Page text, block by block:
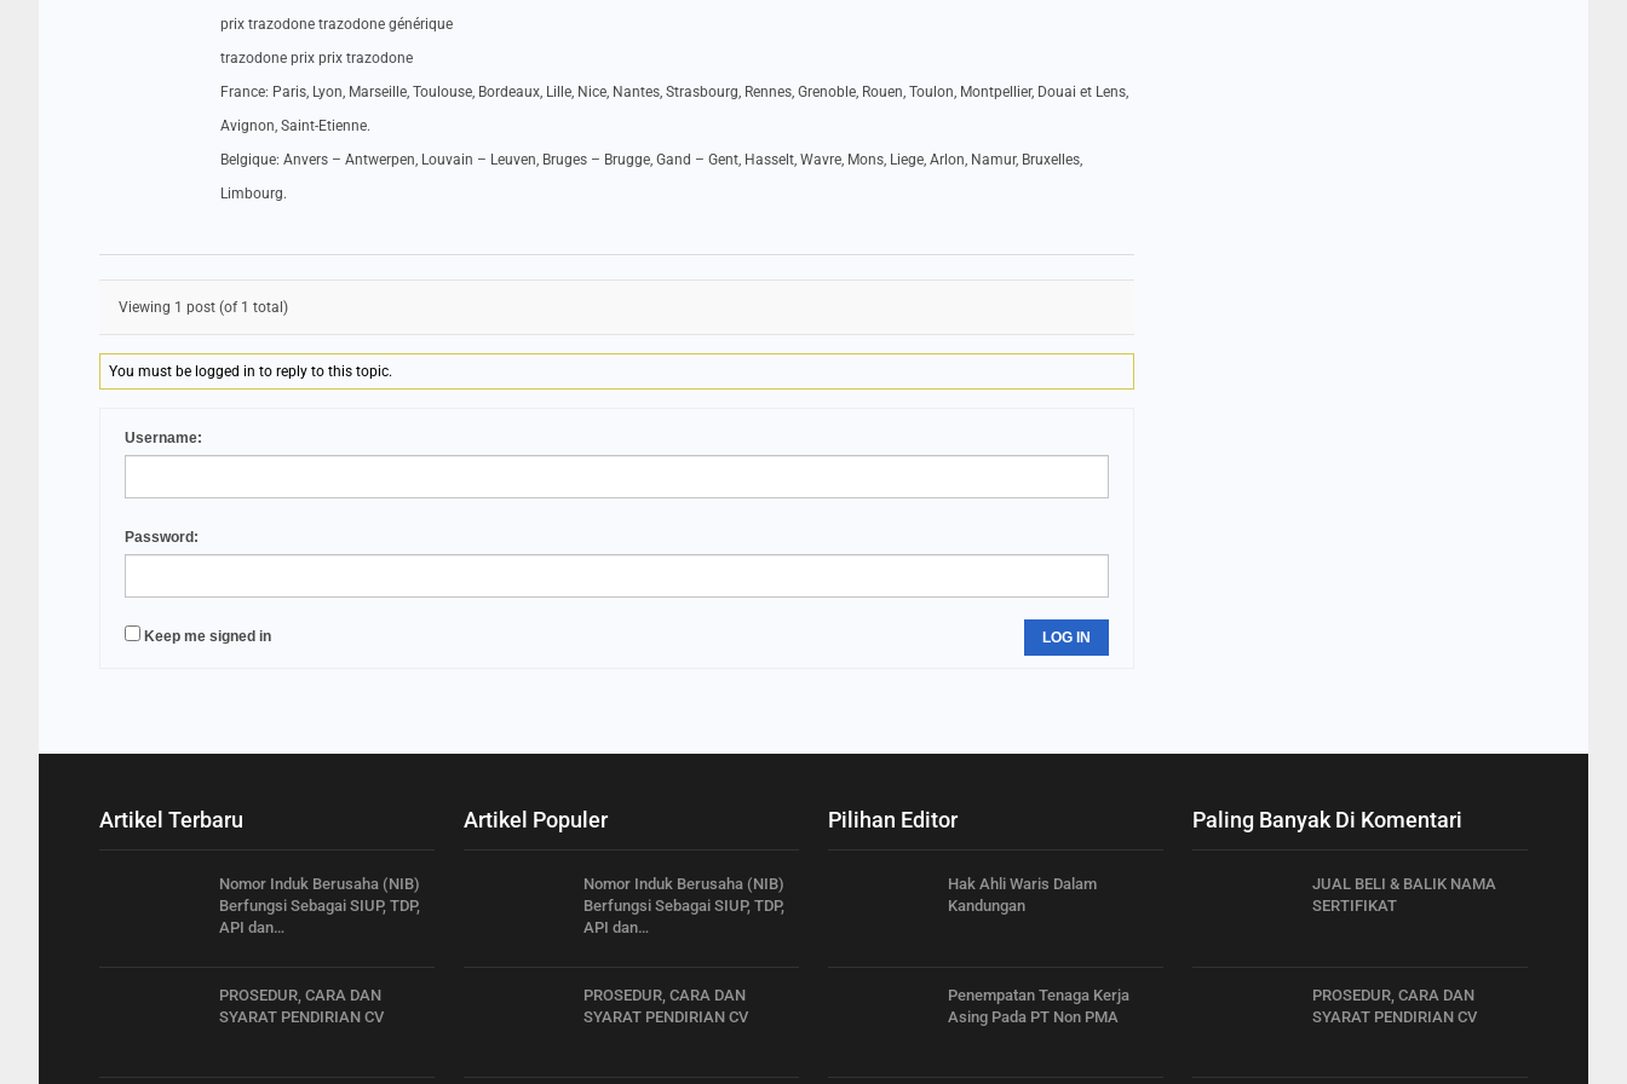
prix trazodone trazodone générique
trazodone prix prix trazodone
France: Paris, Lyon, Marseille, Toulouse, Bordeaux, Lille, Nice, Nantes, Strasbourg, Rennes, Grenoble, Rouen, Toulon, Montpellier, Douai et Lens,
Avignon, Saint-Etienne.
Belgique: Anvers – Antwerpen, Louvain – Leuven, Bruges – Brugge, Gand – Gent, Hasselt, Wavre, Mons, Liege, Arlon, Namur, Bruxelles,
Limbourg.
Viewing 1 post (of 1 total)
You must be logged in to reply to this topic.
Username:
Password:
Keep me signed in LOG IN
Artikel Terbaru
Nomor Induk Berusaha (NIB)
Berfungsi Sebagai SIUP, TDP,
API dan…
PROSEDUR, CARA DAN
SYARAT PENDIRIAN CV
Artikel Populer
Nomor Induk Berusaha (NIB)
Berfungsi Sebagai SIUP, TDP,
API dan…
PROSEDUR, CARA DAN
SYARAT PENDIRIAN CV
Pilihan Editor
Hak Ahli Waris Dalam
Kandungan
Penempatan Tenaga Kerja
Asing Pada PT Non PMA
Paling Banyak Di Komentari
JUAL BELI & BALIK NAMA
SERTIFIKAT
PROSEDUR, CARA DAN
SYARAT PENDIRIAN CV